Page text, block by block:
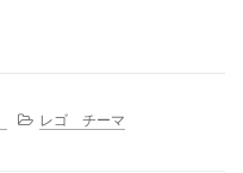
レゴ チーマ